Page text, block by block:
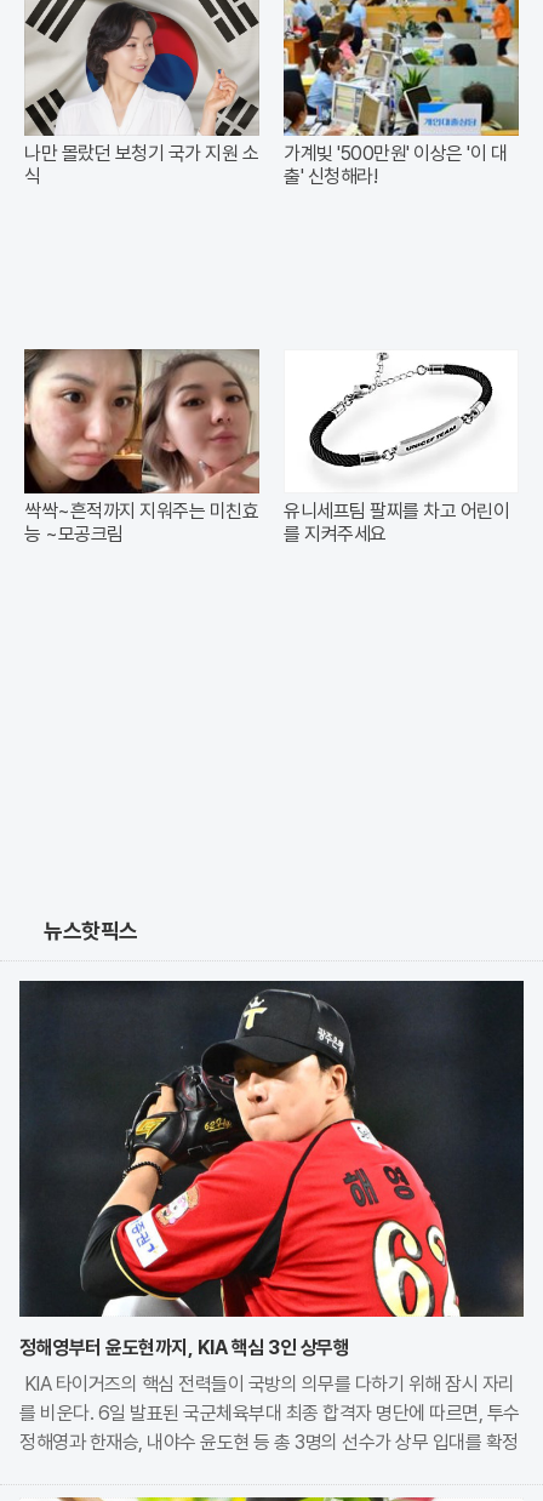
나만 몰랐던 보청기 국가 지원 소
식
가계빚 '500만원' 이상은 '이 대
출' 신청해라!
싹싹~흔적까지 지워주는 미친효
능 ~모공크림
유니세프팀 팔찌를 차고 어린이
를 지켜주세요
뉴스핫픽스
정해영부터 윤도현까지, KIA 핵심 3인 상무행
KIA 타이거즈의 핵심 전력들이 국방의 의무를 다하기 위해 잠시 자리
를 비운다. 6일 발표된 국군체육부대 최종 합격자 명단에 따르면, 투수
정해영과 한재승, 내야수 윤도현 등 총 3명의 선수가 상무 입대를 확정